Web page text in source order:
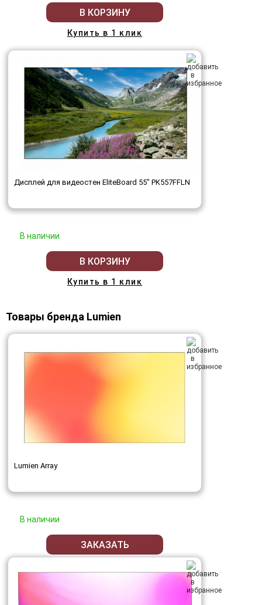
В КОРЗИНУ
Купить в 1 клик
Дисплей для видеостен EliteBoard 55" PK557FFLN
В наличии
В КОРЗИНУ
Купить в 1 клик
Товары бренда Lumien
Lumien Array
В наличии
ЗАКАЗАТЬ